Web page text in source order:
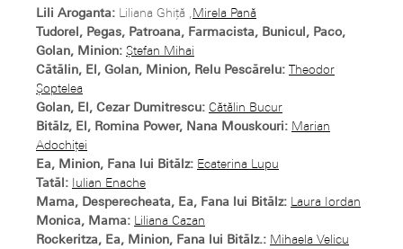
Lili Aroganta: Liliana Ghiță ,Mirela Pană
Tudorel, Pegas, Patroana, Farmacista, Bunicul, Paco,
Golan, Minion: Ștefan Mihai
Cătălin, El, Golan, Minion, Relu Pescărelu: Theodor
Șoptelea
Golan, El, Cezar Dumitrescu: Cătălin Bucur
Bitălz, El, Romina Power, Nana Mouskouri: Marian
Adochiţei
Ea, Minion, Fana lui Bitălz: Ecaterina Lupu
Tatăl: Iulian Enache
Mama, Desperecheata, Ea, Fana lui Bitălz: Laura Iordan
Monica, Mama: Liliana Cazan
Rockeritza, Ea, Minion, Fana lui Bitălz.: Mihaela Velicu